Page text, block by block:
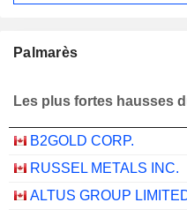
Palmarès
Les plus fortes hausses
B2GOLD CORP.
RUSSEL METALS INC.
ALTUS GROUP